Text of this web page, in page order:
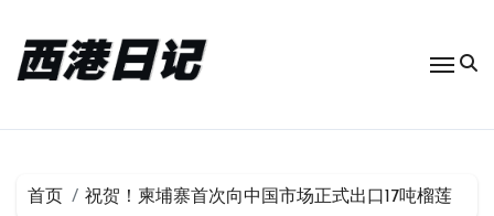
首页 祝贺！柬埔寨首次向中国市场正式出口17吨榴莲